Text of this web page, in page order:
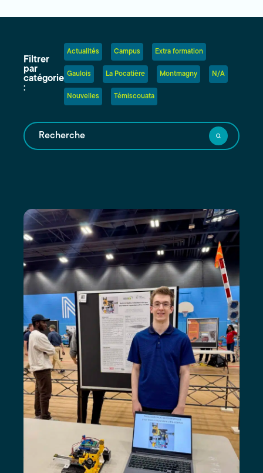
Filtrer
par
catégorie
:
Actualités Campus Extra formation
Gaulois La Pocatière Montmagny N/A
Nouvelles Témiscouata
Recherche
au
fur
et
à
mesure
que
vous
écrivez.